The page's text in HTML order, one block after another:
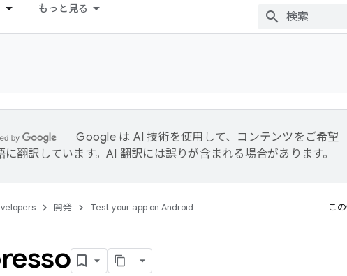
もっと見る
Google は AI 技術を使用して、コンテンツをご希望
に翻訳しています。AI 翻訳には誤りが含まれる場合があります。
開発 Test your app on Android こ